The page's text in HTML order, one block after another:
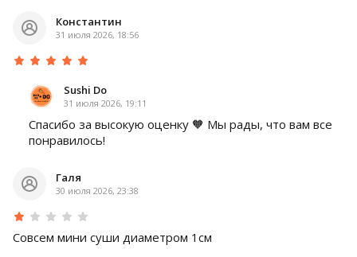
Константин
31 июля 2026, 18:56
Sushi Do
31 июля 2026, 19:11
Спасибо за высокую оценку 🧡 Мы рады, что вам все
понравилось!
Галя
30 июля 2026, 23:38
Совсем мини суши диаметром 1см